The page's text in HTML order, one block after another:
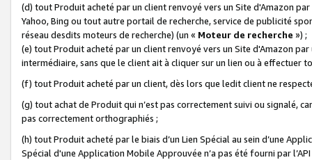
(d) tout Produit acheté par un client renvoyé vers un Site d'Amazon
Yahoo, Bing ou tout autre portail de recherche, service de publicité
réseau desdits moteurs de recherche) (un « Moteur de recherche ») ;
(e) tout Produit acheté par un client renvoyé vers un Site d'Amazon
intermédiaire, sans que le client ait à cliquer sur un lien ou à
(f) tout Produit acheté par un client, dès lors que ledit client ne
(g) tout achat de Produit qui n’est pas correctement suivi ou signalé,
pas correctement orthographiés ;
(h) tout Produit acheté par le biais d’un Lien Spécial au sein d’une
Spécial d'une Application Mobile Approuvée n’a pas été fourni par